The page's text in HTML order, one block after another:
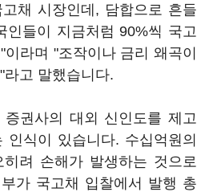
채 시장인데, 담합으로 흔들
인들이 지금처럼 90%씩 국고
라며 "조작이나 금리 왜곡이
라고 말했습니다.
권사의 대외 신인도를 제고
식이 있습니다. 수십억원의
려 손해가 발생하는 것으로
가 국고채 입찰에서 발행 총